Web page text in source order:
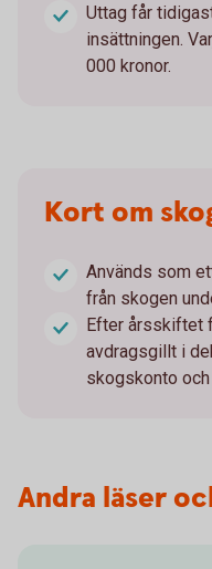
Uttag får
insättningen.
000 kronor.
Kort om
Används som
från skogen
Efter årsskiftet
avdragsgillt i
skogskonto
Andra läser